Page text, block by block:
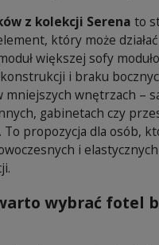
z kolekcji Serena to
który może
większej sofy
i braku
mniejszych wnętrzach –
gabinetach czy
To propozycja dla osób,
i
wybrać fotel